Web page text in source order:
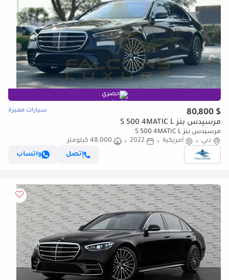
حصري
$ 80,800 سيارات مميزة
مرسيدس بنز S 500 4MATIC L
مرسيدس بنز S 500 4MATIC L
دبي
أمريكية 2022
48,000 كيلومتر
إتصل
واتساب